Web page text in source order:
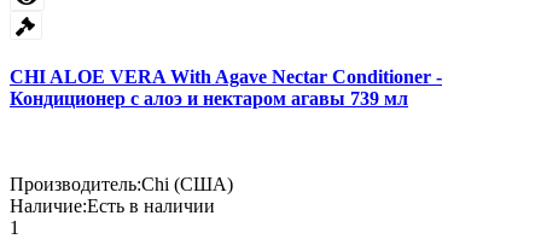
CHI ALOE VERA With Agave Nectar Conditioner -
Кондиционер с алоэ и нектаром агавы 739 мл
Производитель:Chi (США)
Наличие:Есть в наличии
1